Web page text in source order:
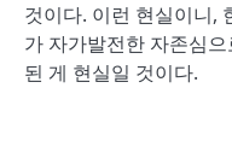
것이다. 이런 현실이니,
가 자가발전한 자존심
된 게 현실일 것이다.